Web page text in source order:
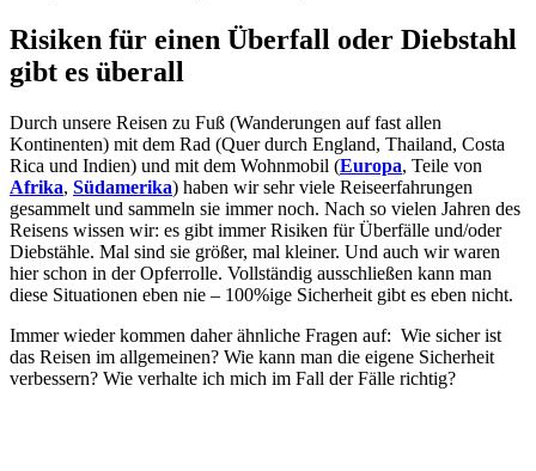
Risiken für einen Überfall oder Diebstahl
gibt es überall
Durch unsere Reisen zu Fuß (Wanderungen auf fast allen
Kontinenten) mit dem Rad (Quer durch England, Thailand, Costa
Rica und Indien) und mit dem Wohnmobil (Europa, Teile von
Afrika, Südamerika) haben wir sehr viele Reiseerfahrungen
gesammelt und sammeln sie immer noch. Nach so vielen Jahren des
Reisens wissen wir: es gibt immer Risiken für Überfälle und/oder
Diebstähle. Mal sind sie größer, mal kleiner. Und auch wir waren
hier schon in der Opferrolle. Vollständig ausschließen kann man
diese Situationen eben nie – 100%ige Sicherheit gibt es eben nicht.
Immer wieder kommen daher ähnliche Fragen auf: Wie sicher ist
das Reisen im allgemeinen? Wie kann man die eigene Sicherheit
verbessern? Wie verhalte ich mich im Fall der Fälle richtig?